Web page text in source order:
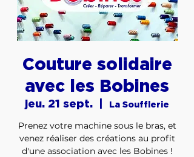
Couture solidaire
avec les Bobines
jeu. 21 sept. La Soufflerie
Prenez votre machine sous le bras, et
venez réaliser des créations au profit
d'une association avec les Bobines !